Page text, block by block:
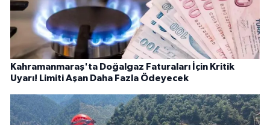
Kahramanmaraş'ta Doğalgaz Faturaları İçin Kritik
Uyarı! Limiti Aşan Daha Fazla Ödeyecek